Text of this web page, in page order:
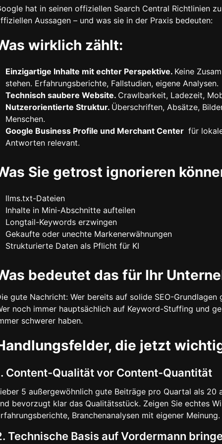
hat in seinen offiziellen Search Central Richtlinien
Aussagen – und was sie in der Praxis bedeuten:
wirklich zählt:
Einzigartige Inhalte mit echter Perspektive. Keine
stehen. Erfahrungsberichte, Fallstudien, eigene Analysen.
Technisch saubere Website. Crawlbarkeit, Ladezeit,
Nutzerorientierte Struktur. Überschriften, Absätze,
Menschen.
Google Business Profile und Merchant Center für
Antworten relevant.
Sie getrost ignorieren
llms.txt-Dateien
Inhalte in Mini-Abschnitte aufteilen
Longtail-Keywords erzwingen
Gekaufte oder unechte Markenerwähnungen
Strukturierte Daten als Pflicht für KI
bedeutet das für Ihr
gute Nachricht: Wer bereits auf solide SEO-
noch immer hauptsächlich auf Keyword-Stuffing und
schwerer haben.
die jetzt
Content-Qualität vor Content-Quantität
5 außergewöhnlich gute Beiträge pro Quartal als 20
bevorzugt klar das Qualitätsstück. Zeigen Sie echtes
Branchenanalysen mit eigener Meinung.
Technische Basis auf Vordermann